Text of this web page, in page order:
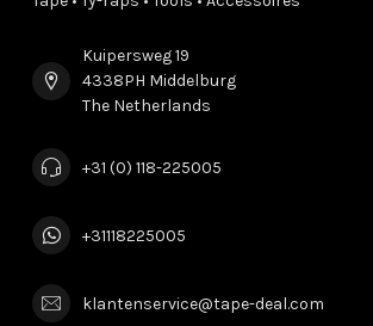
Kuipersweg 19
4338PH Middelburg
The Netherlands
+31 (0) 118-225005
+31118225005
klantenservice@tape-deal.com